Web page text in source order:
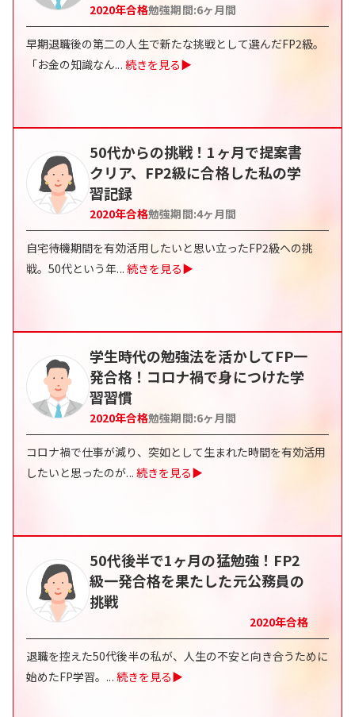
2020年合格勉強期間:6ヶ月間
早期退職後の第二の人生で新たな挑戦として選んだFP2級。
「お金の知識なん... 続きを見る▶
50代からの挑戦！1ヶ月で提案書
クリア、FP2級に合格した私の学
習記録
2020年合格勉強期間:4ヶ月間
自宅待機期間を有効活用したいと思い立ったFP2級への挑
戦。50代という年... 続きを見る▶
学生時代の勉強法を活かしてFP一
発合格！コロナ禍で身につけた学
習習慣
2020年合格勉強期間:6ヶ月間
コロナ禍で仕事が減り、突如として生まれた時間を有効活用
したいと思ったのが... 続きを見る▶
50代後半で1ヶ月の猛勉強！FP2
級一発合格を果たした元公務員の
挑戦
2020年合格
退職を控えた50代後半の私が、人生の不安と向き合うために
始めたFP学習。 ... 続きを見る▶